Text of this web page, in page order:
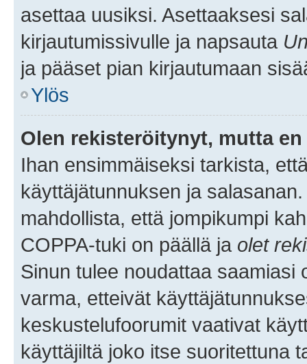
asettaa uusiksi. Asettaaksesi
kirjautumissivulle ja napsauta
ja pääset pian kirjautumaan
Ylös
Olen rekisteröitynyt, mutta
Ihan ensimmäiseksi tarkista,
käyttäjätunnuksen ja
mahdollista, että jompikumpi
COPPA-tuki on päällä ja olet
Sinun tulee noudattaa saamiasi
varma, etteivät
keskustelufoorumit vaativat
käyttäjiltä joko itse suoritettuna